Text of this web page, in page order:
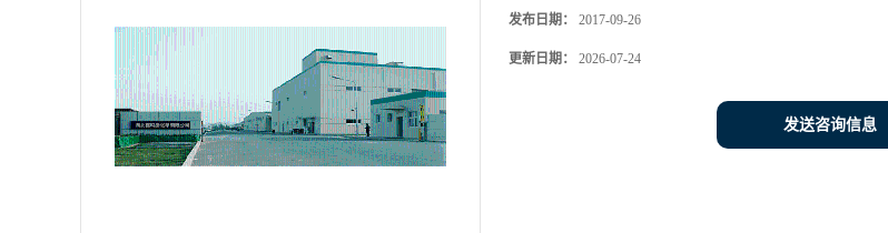
发布日期： 2017-09-26
更新日期： 2026-07-24
发送咨询信息